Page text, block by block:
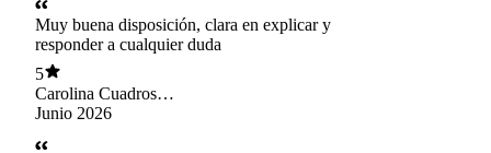
Muy buena disposición, clara en explicar y
responder a cualquier duda
5
Carolina Cuadros
Villagra
Junio 2026